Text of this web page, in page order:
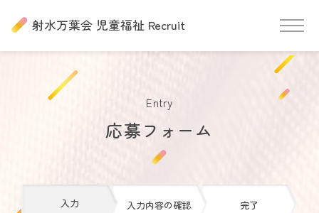
射水万葉会 児童福祉 Recruit
Entry
応募フォーム
入力 入力内容の確認 完了